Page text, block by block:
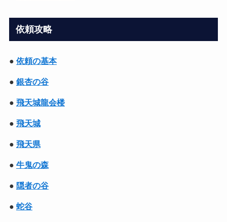
依頼攻略
● 依頼の基本
● 銀杏の谷
● 飛天城龍会楼
● 飛天城
● 飛天県
● 牛鬼の森
● 隠者の谷
● 蛇谷